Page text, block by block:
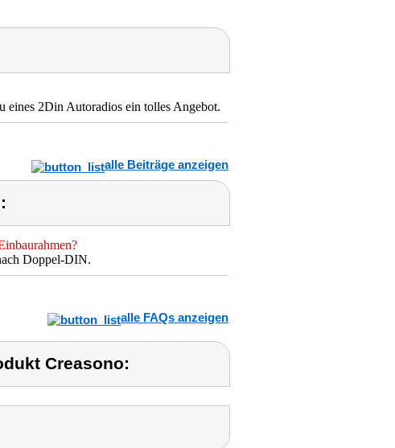
eines 2Din Autoradios ein tolles Angebot.
alle Beiträge anzeigen
Doppel-DIN.
alle FAQs anzeigen
Creasono: